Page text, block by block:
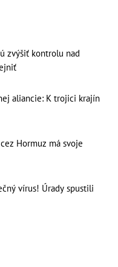
zvýšiť kontrolu nad
aliancie: K trojici krajín
Hormuz má svoje
vírus! Úrady spustili